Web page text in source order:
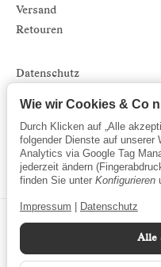
Versand
Retouren
Datenschutz
Sitemap
Newsletter
Wie wir Cookies & Co
Durch Klicken auf „Alle
folgender Dienste auf unserer
Analytics via Google Tag
jederzeit ändern
finden Sie unter Konfigurieren
Impressum Datenschutz
Alle